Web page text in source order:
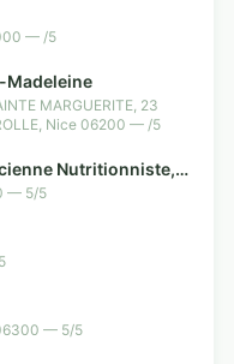
— /5
Madeleine
MARGUERITE, 23
Nice 06200 — /5
Nutritionniste, à
— 5/5
— 5/5